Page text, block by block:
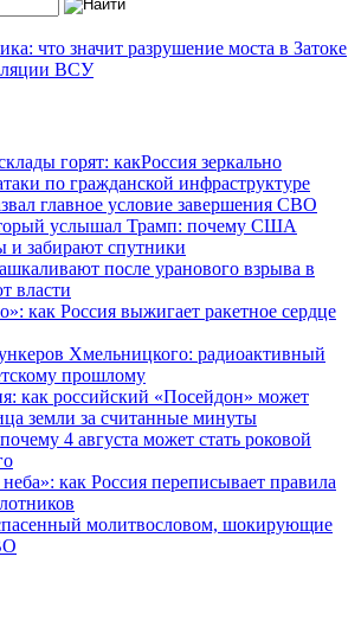
что значит разрушение моста в Затоке
ВСУ
горят: какРоссия зеркально
по гражданской инфраструктуре
главное условие завершения СВО
услышал Трамп: почему США
и забирают спутники
после уранового взрыва в
власти
как Россия выжигает ракетное сердце
Хмельницкого: радиоактивный
прошлому
как российский «Посейдон» может
земли за считанные минуты
4 августа может стать роковой
как Россия переписывает правила
молитвословом, шокирующие